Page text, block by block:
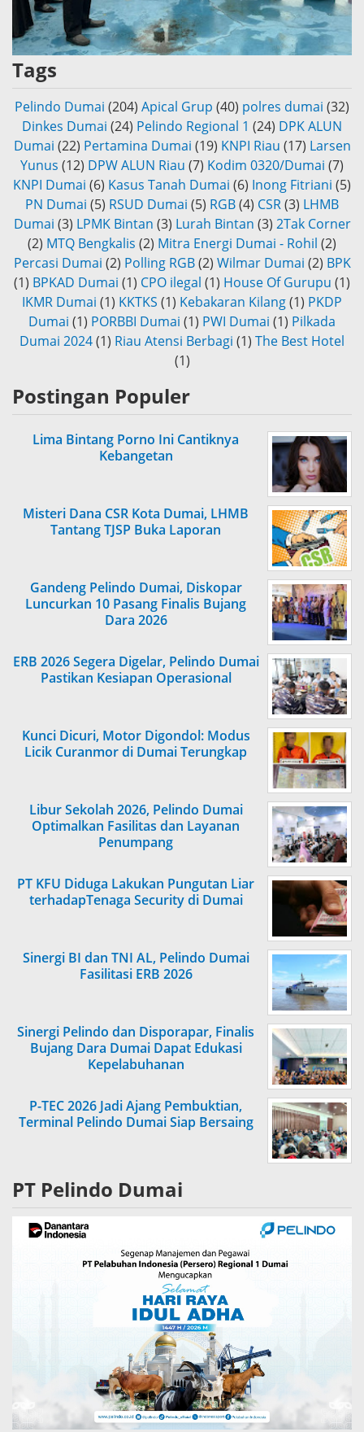
Tags
Pelindo Dumai (204) Apical Grup (40) polres dumai (32)
Dinkes Dumai (24) Pelindo Regional 1 (24) DPK ALUN
Dumai (22) Pertamina Dumai (19) KNPI Riau (17) Larsen
Yunus (12) DPW ALUN Riau (7) Kodim 0320/Dumai (7)
KNPI Dumai (6) Kasus Tanah Dumai (6) Inong Fitriani (5)
PN Dumai (5) RSUD Dumai (5) RGB(4) CSR(3) LHMB
Dumai (3) LPMK Bintan (3) Lurah Bintan (3) 2Tak Corner
(2) MTQ Bengkalis (2) Mitra Energi Dumai - Rohil (2)
Percasi Dumai (2) Polling RGB (2) Wilmar Dumai (2) BPK
(1) BPKAD Dumai (1) CPO ilegal (1) House Of Gurupu (1)
IKMR Dumai (1) KKTKS (1) Kebakaran Kilang(1) PKDP
Dumai (1) PORBBI Dumai (1) PWI Dumai (1) Pilkada
Dumai 2024(1) Riau Atensi Berbagi (1) The Best Hotel
(1)
Postingan Populer
Lima Bintang Porno Ini Cantiknya
Kebangetan
Misteri Dana CSR Kota Dumai, LHMB
Tantang TJSP Buka Laporan
Gandeng Pelindo Dumai, Diskopar
Luncurkan 10 Pasang Finalis Bujang
Dara 2026
ERB 2026 Segera Digelar, Pelindo Dumai
Pastikan Kesiapan Operasional
Kunci Dicuri, Motor Digondol: Modus
Licik Curanmor di Dumai Terungkap
Libur Sekolah 2026, Pelindo Dumai
Optimalkan Fasilitas dan Layanan
Penumpang
PT KFU Diduga Lakukan Pungutan Liar
terhadapTenaga Security di Dumai
Sinergi BI dan TNI AL, Pelindo Dumai
Fasilitasi ERB 2026
Sinergi Pelindo dan Disporapar, Finalis
Bujang Dara Dumai Dapat Edukasi
Kepelabuhanan
P-TEC 2026 Jadi Ajang Pembuktian,
Terminal Pelindo Dumai Siap Bersaing
PT Pelindo Dumai